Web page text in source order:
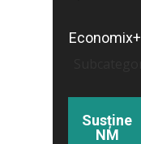
Economix+
Susține
NM